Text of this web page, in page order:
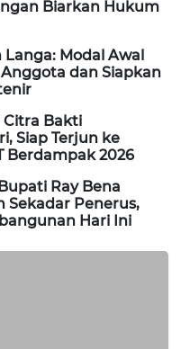
Biarkan Hukum
Modal Awal
Anggota dan Siapkan
Citra Bakti
Siap Terjun ke
Berdampak 2026
Ray Bena
Sekadar Penerus,
Hari Ini